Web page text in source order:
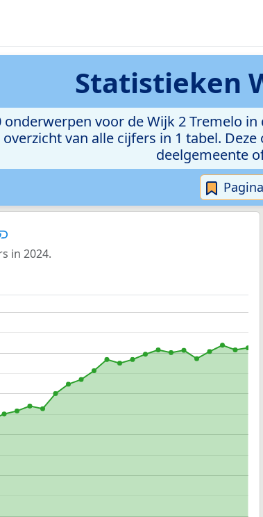
Statistieken
voor de Wijk 2 Tremelo
van alle cijfers in 1 tabel.
deelgemeente
in 2024.